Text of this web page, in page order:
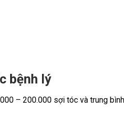
bệnh lý
– 200.000 sợi tóc và trung